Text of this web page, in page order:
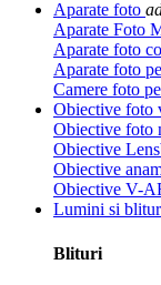
Aparate foto
Aparate Foto
Aparate foto
Aparate foto
Camere foto
Obiective foto
Obiective foto
Obiective
Obiective
Obiective V-
Lumini si
Blituri